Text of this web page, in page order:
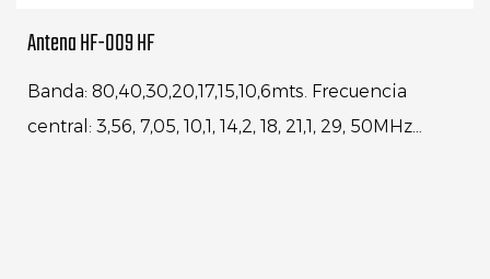
Antena HF-009 HF
Banda: 80,40,30,20,17,15,10,6mts. Frecuencia
central: 3,56, 7,05, 10,1, 14,2, 18, 21,1, 29, 50MHz